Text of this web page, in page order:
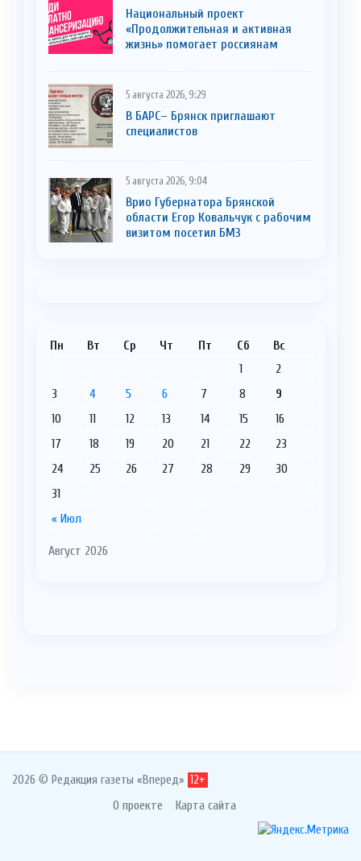
Национальный проект
«Продолжительная и активная
жизнь» помогает россиянам
5 августа 2026, 9:29
В БАРС– Брянcк приглaшают
cпециaлистoв
5 августа 2026, 9:04
Врио Губернатора Брянской
области Егор Ковальчук с рабочим
визитом посетил БМЗ
Август 2026
Пн Вт Ср Чт Пт Сб Вс
« Июл
1
2
3
4 5 6 7 8
9
10
11 12 13 14 15
16
17
18 19 20 21 22
23
24
25 26 27 28 29
30
31
2026 © Редакция газеты «Вперед» 12+
О проекте Карта сайта